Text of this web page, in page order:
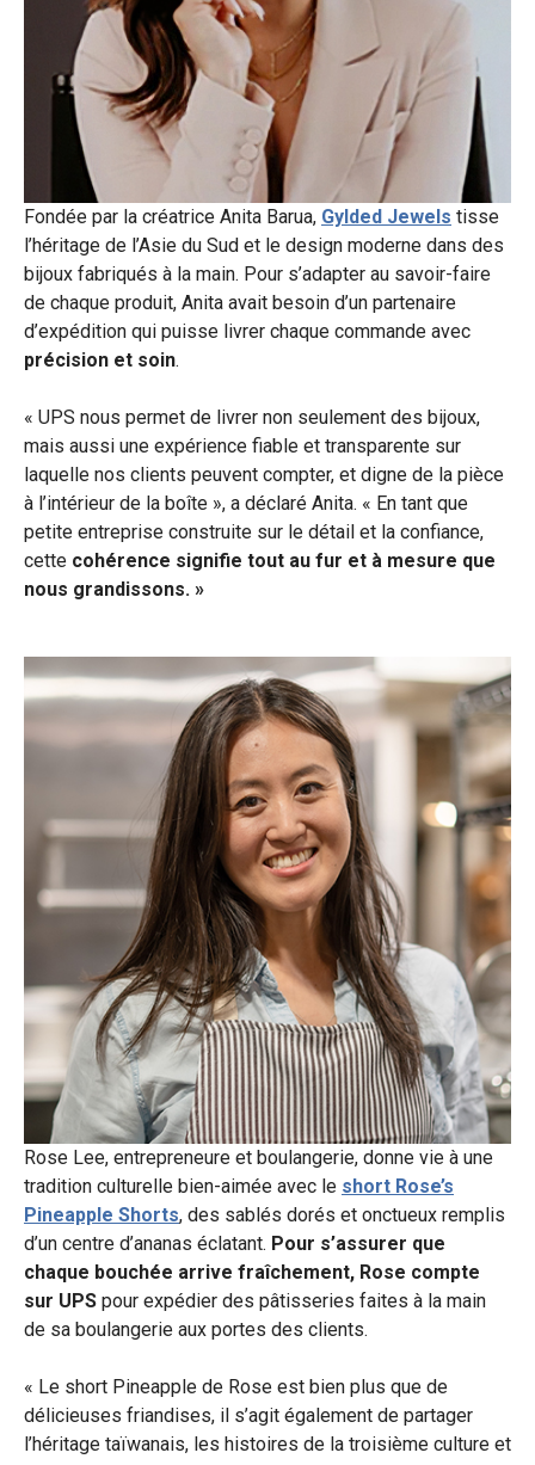
Fondée par la créatrice Anita Barua, Gylded Jewels tisse
l’héritage de l’Asie du Sud et le design moderne dans des
bijoux fabriqués à la main. Pour s’adapter au savoir-faire
de chaque produit, Anita avait besoin d’un partenaire
d’expédition qui puisse livrer chaque commande avec
précision et soin.
« UPS nous permet de livrer non seulement des bijoux,
mais aussi une expérience fiable et transparente sur
laquelle nos clients peuvent compter, et digne de la pièce
à l’intérieur de la boîte », a déclaré Anita. « En tant que
petite entreprise construite sur le détail et la confiance,
cette cohérence signifie tout au fur et à mesure que
nous grandissons. »
Rose Lee, entrepreneure et boulangerie, donne vie à une
tradition culturelle bien-aimée avec le short Rose’s
Pineapple Shorts, des sablés dorés et onctueux remplis
d’un centre d’ananas éclatant. Pour s’assurer que
chaque bouchée arrive fraîchement, Rose compte
sur UPS pour expédier des pâtisseries faites à la main
de sa boulangerie aux portes des clients.
« Le short Pineapple de Rose est bien plus que de
délicieuses friandises, il s’agit également de partager
l’héritage taïwanais, les histoires de la troisième culture et